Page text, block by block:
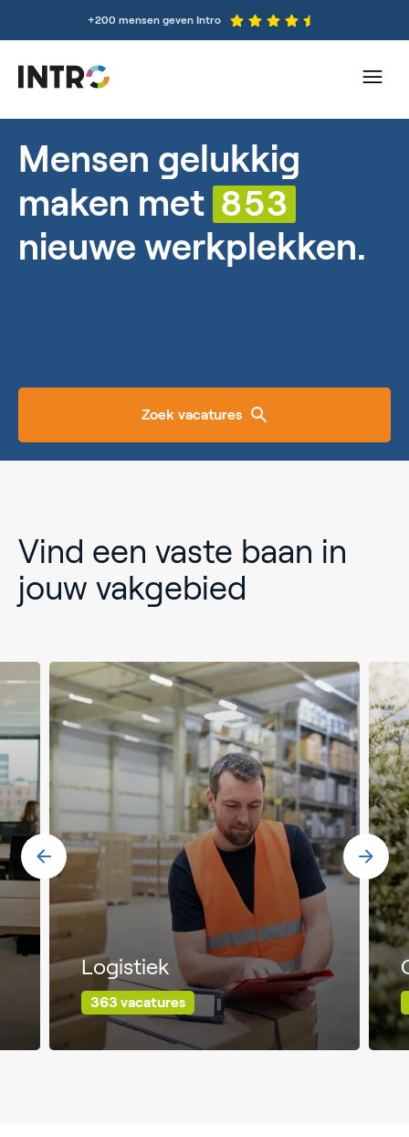
+200 mensen geven Intro
Mensen gelukkig
maken met 853
nieuwe werkplekken.
Zoek vacatures
Vind een vaste baan in
jouw vakgebied
Logistiek
363 vacatures